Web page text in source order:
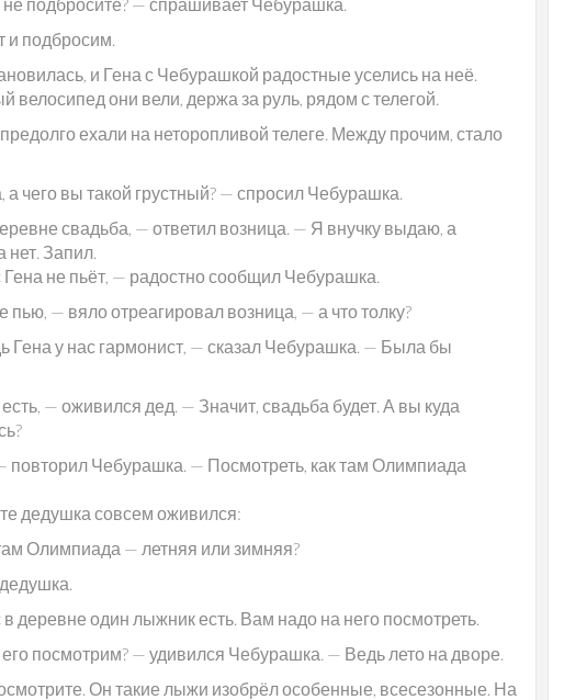
и подбросим.
и Гена с Чебурашкой радостные уселись на неё.
велосипед они вели, держа за руль, рядом с телегой.
ехали на неторопливой телеге. Между прочим, стало
чего вы такой грустный? — спросил Чебурашка.
свадьба, — ответил возница. — Я внучку выдаю, а
нет. Запил.
Гена не пьёт, — радостно сообщил Чебурашка.
пью, — вяло отреагировал возница, — а что толку?
Гена у нас гармонист, — сказал Чебурашка. — Была бы
— оживился дед. — Значит, свадьба будет. А вы куда
повторил Чебурашка. — Посмотреть, как там Олимпиада
дедушка совсем оживился:
Олимпиада — летняя или зимняя?
в деревне один лыжник есть. Вам надо на него посмотреть.
посмотрим? — удивился Чебурашка. — Ведь лето на дворе.
Он такие лыжи изобрёл особенные, всесезонные. На